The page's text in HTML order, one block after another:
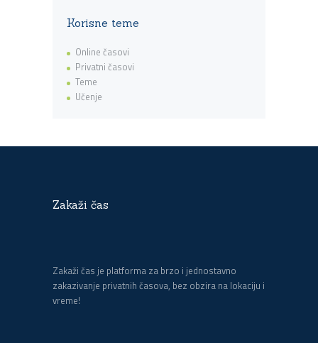
Korisne teme
Online časovi
Privatni časovi
Teme
Učenje
Zakaži čas
Zakaži čas je platforma za brzo i jednostavno
zakazivanje privatnih časova, bez obzira na lokaciju i
vreme!